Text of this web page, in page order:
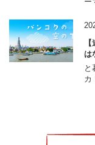
は
と
カ